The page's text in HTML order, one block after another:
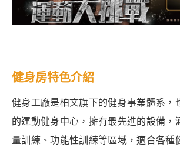
健身房特色介紹
健身工廠是柏文旗下的健身事業體系，
的運動健身中心，擁有最先進的設備，
量訓練、功能性訓練等區域，適合各種